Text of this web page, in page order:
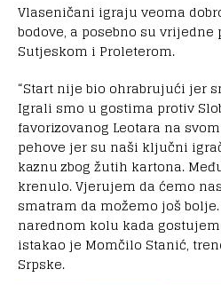
Vlaseničani igraju veoma
bodove, a posebno su
Sutjeskom i Proleterom.
“Start nije bio ohrabrujući jer
Igrali smo u gostima protiv
favorizovanog Leotara na
pehove jer su naši ključni
kaznu zbog žutih kartona.
krenulo. Vjerujem da ćemo
smatram da možemo još
narednom kolu kada
istakao je Momčilo Stanić,
Srpske.